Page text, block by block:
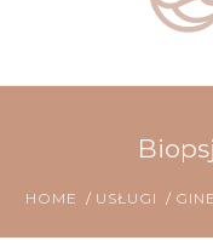
HOME USŁUGI